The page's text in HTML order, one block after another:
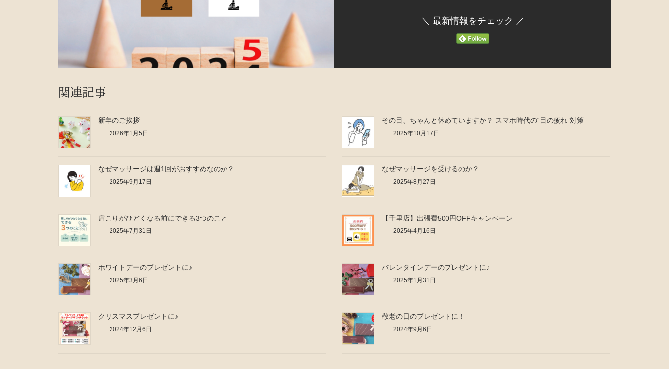
＼ 最新情報をチェック ／
関連記事
新年のご挨拶
2026年1月5日
その目、ちゃんと休めていますか？ スマホ時代の“目の疲れ”対策
2025年10月17日
なぜマッサージは週1回がおすすめなのか？
2025年9月17日
なぜマッサージを受けるのか？
2025年8月27日
肩こりがひどくなる前にできる3つのこと
2025年7月31日
【千里店】出張費500円OFFキャンペーン
2025年4月16日
ホワイトデーのプレゼントに♪
2025年3月6日
バレンタインデーのプレゼントに♪
2025年1月31日
クリスマスプレゼントに♪
2024年12月6日
敬老の日のプレゼントに！
2024年9月6日